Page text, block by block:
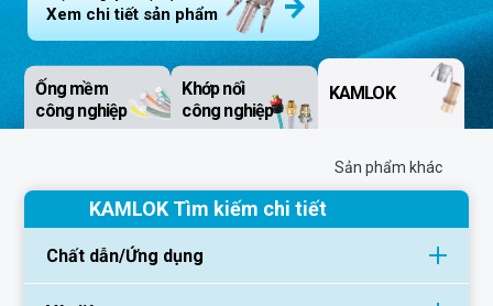
Xem chi tiết sản phẩm
Ống mềm
công nghiệp
Khớp nối
công nghiệp
KAMLOK
Sản phẩm khác
KAMLOK Tìm kiếm chi tiết
Chất dẫn/Ứng dụng